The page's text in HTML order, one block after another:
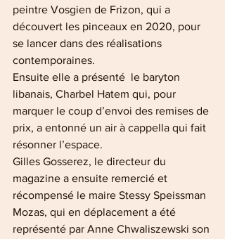
peintre Vosgien de Frizon, qui a
découvert les pinceaux en 2020, pour
se lancer dans des réalisations
contemporaines.
Ensuite elle a présenté  le baryton
libanais, Charbel Hatem qui, pour
marquer le coup d’envoi des remises de
prix, a entonné un air à cappella qui fait
résonner l’espace.
Gilles Gosserez, le directeur du
magazine a ensuite remercié et
récompensé le maire Stessy Speissman
Mozas, qui en déplacement a été
représenté par Anne Chwaliszewski son